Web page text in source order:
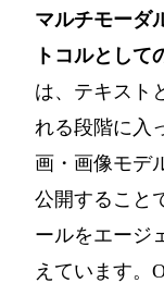
マルチモーダ
トコルとして
は、テキスト
れる段階に入
画・画像モデ
公開すること
ールをエージ
えています。